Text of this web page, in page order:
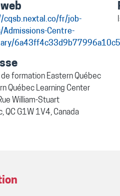
cqsb.nextal.co/fr/job-
Admissions-Centre-
formation Eastern Québec
Québec Learning Center
William-Stuart
QC G1W 1V4, Canada